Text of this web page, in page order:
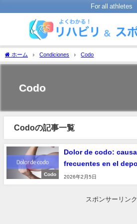
For all athletes
ホーム Condiciones Codo
Codo
Codoの記事一覧
Codo
Dolor de codo:
frecuentes en el
2026年2月5日
スポンサーリンク